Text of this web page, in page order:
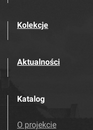
Kolekcje
Aktualności
Katalog
O projekcie